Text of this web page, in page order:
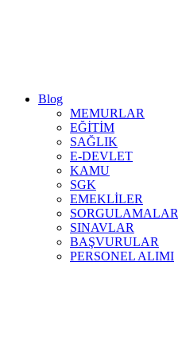
Blog
MEMURLAR
EĞİTİM
SAĞLIK
E-DEVLET
KAMU
SGK
EMEKLİLER
SORGULAMALAR
SINAVLAR
BAŞVURULAR
PERSONEL ALIMI